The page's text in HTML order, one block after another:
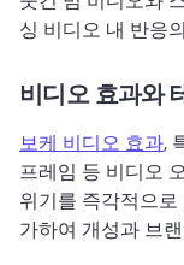
싱 비디오 내 반응
비디오 효과와
보케 비디오 효과,
프레임 등 비디오
위기를 즉각적으로
가하여 개성과 브